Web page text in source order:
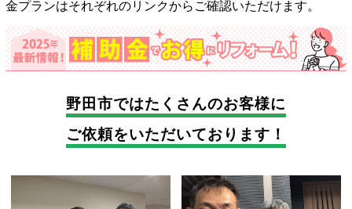
金プランはそれぞれのリンクからご確認いただけます。
野田市ではたくさんのお客様に
ご依頼をいただいております！